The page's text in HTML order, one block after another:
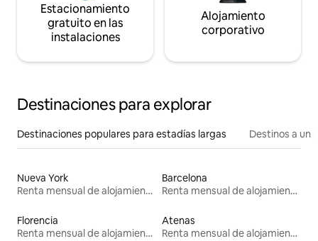
Estacionamiento
gratuito en las
instalaciones
Alojamiento
corporativo
Destinaciones para explorar
Destinaciones populares para estadías largas Destinos a un
Nueva York
Renta mensual de alojamientos
Barcelona
Renta mensual de alojamientos
Florencia
Renta mensual de alojamientos
Atenas
Renta mensual de alojamientos